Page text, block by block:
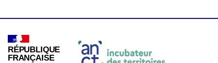
RÉPUBLIQUE
FRANÇAISE